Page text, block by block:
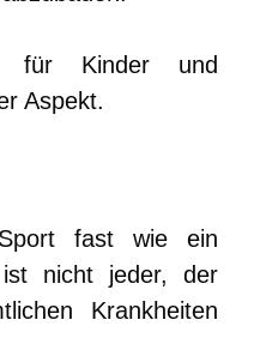
Kinder und
Aspekt.
fast wie ein
ist nicht jeder, der
Krankheiten